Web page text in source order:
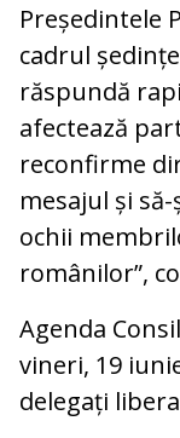
Președintele
cadrul
răspundă
afectează
reconfirme
mesajul și
ochii
românilor”,
Agenda
vineri, 19
delegați